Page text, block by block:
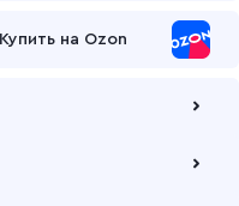
Купить на Ozon